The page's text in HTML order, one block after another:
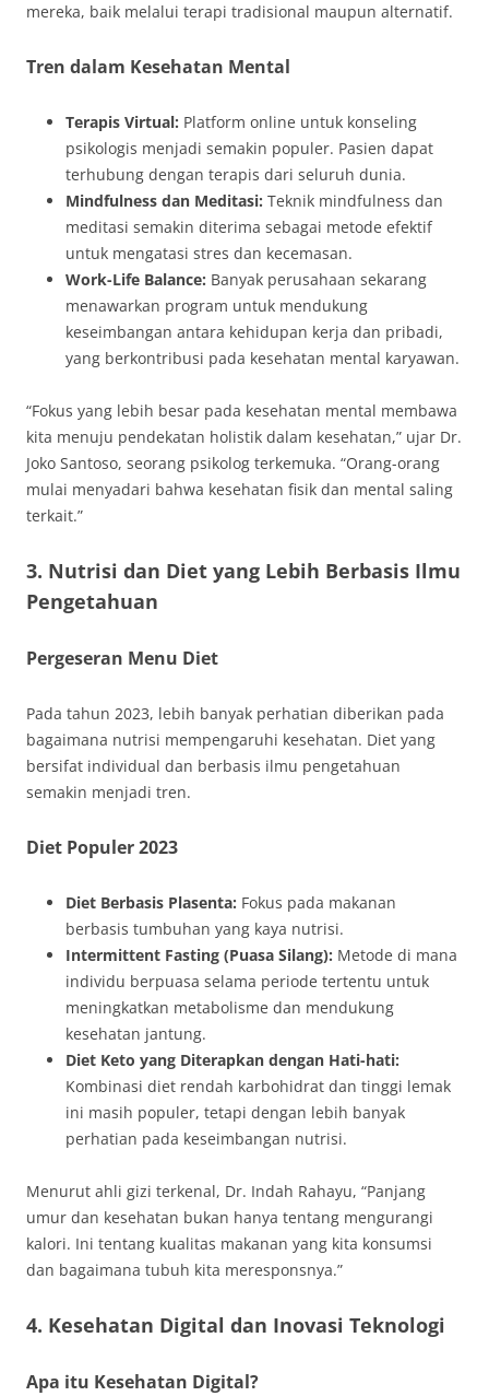
mereka, baik melalui terapi tradisional maupun alternatif.
Tren dalam Kesehatan Mental
Terapis Virtual: Platform online untuk konseling
psikologis menjadi semakin populer. Pasien dapat
terhubung dengan terapis dari seluruh dunia.
Mindfulness dan Meditasi: Teknik mindfulness dan
meditasi semakin diterima sebagai metode efektif
untuk mengatasi stres dan kecemasan.
Work-Life Balance: Banyak perusahaan sekarang
menawarkan program untuk mendukung
keseimbangan antara kehidupan kerja dan pribadi,
yang berkontribusi pada kesehatan mental karyawan.
“Fokus yang lebih besar pada kesehatan mental membawa
kita menuju pendekatan holistik dalam kesehatan,” ujar Dr.
Joko Santoso, seorang psikolog terkemuka. “Orang-orang
mulai menyadari bahwa kesehatan fisik dan mental saling
terkait.”
3. Nutrisi dan Diet yang Lebih Berbasis Ilmu
Pengetahuan
Pergeseran Menu Diet
Pada tahun 2023, lebih banyak perhatian diberikan pada
bagaimana nutrisi mempengaruhi kesehatan. Diet yang
bersifat individual dan berbasis ilmu pengetahuan
semakin menjadi tren.
Diet Populer 2023
Diet Berbasis Plasenta: Fokus pada makanan
berbasis tumbuhan yang kaya nutrisi.
Intermittent Fasting (Puasa Silang): Metode di mana
individu berpuasa selama periode tertentu untuk
meningkatkan metabolisme dan mendukung
kesehatan jantung.
Diet Keto yang Diterapkan dengan Hati-hati:
Kombinasi diet rendah karbohidrat dan tinggi lemak
ini masih populer, tetapi dengan lebih banyak
perhatian pada keseimbangan nutrisi.
Menurut ahli gizi terkenal, Dr. Indah Rahayu, “Panjang
umur dan kesehatan bukan hanya tentang mengurangi
kalori. Ini tentang kualitas makanan yang kita konsumsi
dan bagaimana tubuh kita meresponsnya.”
4. Kesehatan Digital dan Inovasi Teknologi
Apa itu Kesehatan Digital?